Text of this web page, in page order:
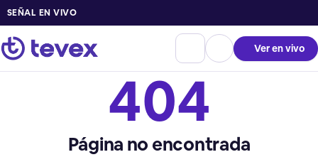
SEÑAL EN VIVO
Ver en vivo
404
Página no encontrada